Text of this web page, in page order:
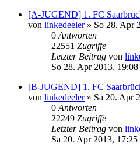
[A-JUGEND] 1. FC
von linkedeeler» So 28. Apr
0 Antworten
22551 Zugriffe
Letzter Beitrag von
So 28. Apr 2013, 19:08
[B-JUGEND] 1. FC
von linkedeeler» Sa 20. Apr
0 Antworten
22249 Zugriffe
Letzter Beitrag von
Sa 20. Apr 2013, 17:25